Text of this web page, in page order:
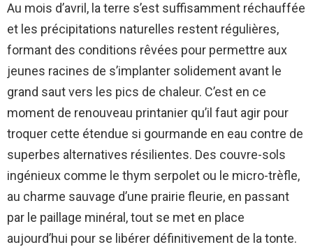
Au mois d’avril, la terre s’est suffisamment réchauffée
et les précipitations naturelles restent régulières,
formant des conditions rêvées pour permettre aux
jeunes racines de s’implanter solidement avant le
grand saut vers les pics de chaleur. C’est en ce
moment de renouveau printanier qu’il faut agir pour
troquer cette étendue si gourmande en eau contre de
superbes alternatives résilientes. Des couvre-sols
ingénieux comme le thym serpolet ou le micro-trèfle,
au charme sauvage d’une prairie fleurie, en passant
par le paillage minéral, tout se met en place
aujourd’hui pour se libérer définitivement de la tonte.